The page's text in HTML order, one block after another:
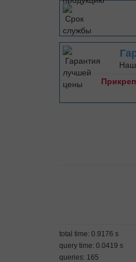
total time: 0.9176 s
query time: 0.0419 s
queries: 165